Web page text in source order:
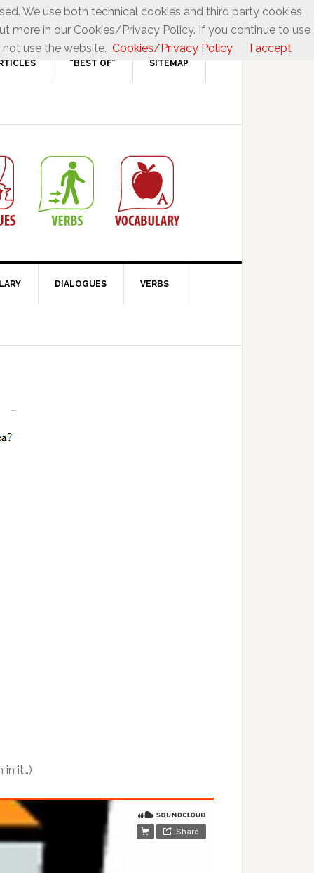
“BEST OF” SITEMAP
DIALOGUES VERBS
in it…)
We use both technical cookies and third party cookies,
more in our Cookies/Privacy Policy. If you continue to use
use the website. Cookies/Privacy Policy I accept